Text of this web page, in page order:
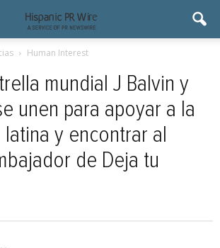
Human Interest
mundial J Balvin y
unen para apoyar a la
y encontrar al
de Deja tu